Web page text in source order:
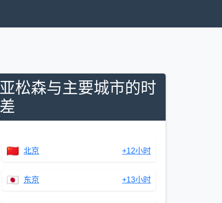
亚松森与主要城市的时
差
北京 +12小时
东京 +13小时